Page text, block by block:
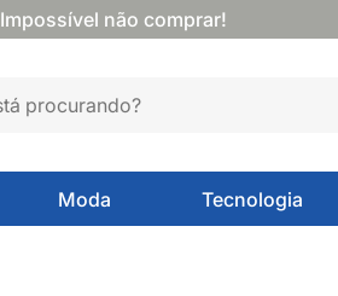
Impossível não comprar!
Moda Tecnologia